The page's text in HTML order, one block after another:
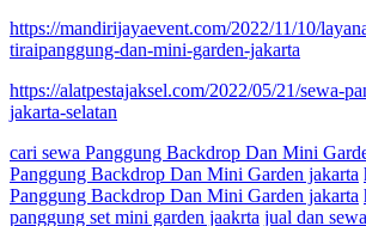
https://mandirijayaevent.com/2022/11/10/
tiraipanggung-dan-mini-garden-jakarta
https://alatpestajaksel.com/2022/05/21/sewa-
jakarta-selatan
cari sewa Panggung Backdrop Dan Mini
Panggung Backdrop Dan Mini Garden jakarta
Panggung Backdrop Dan Mini Garden jakarta
panggung set mini garden jaakrta jual dan